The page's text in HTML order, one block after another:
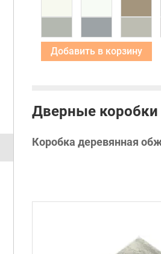
Добавить в корзину
Дверные коробки
Коробка деревянная